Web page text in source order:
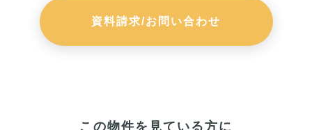
資料請求/お問い合わせ
この物件を見ている方に